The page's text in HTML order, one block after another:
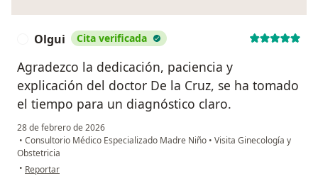
Olgui Cita verificada
Agradezco la dedicación, paciencia y
explicación del doctor De la Cruz, se ha tomado
el tiempo para un diagnóstico claro.
28 de febrero de 2026
• Consultorio Médico Especializado Madre Niño • Visita Ginecología y
Obstetricia
• en opinión del usuario Olgui
Reportar